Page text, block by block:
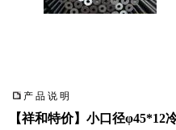
产 品 说 明
【祥和特价】小口径φ45*12